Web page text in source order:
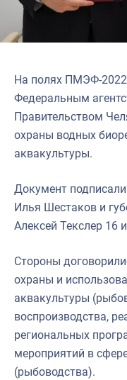
На полях ПМЭФ-
Федеральным
Правительством
охраны водных
аквакультуры.
Документ
Илья Шестаков и
Алексей Текслер 16
Стороны
охраны и
аквакультуры
воспроизводства,
региональных
мероприятий в
(рыбоводства).